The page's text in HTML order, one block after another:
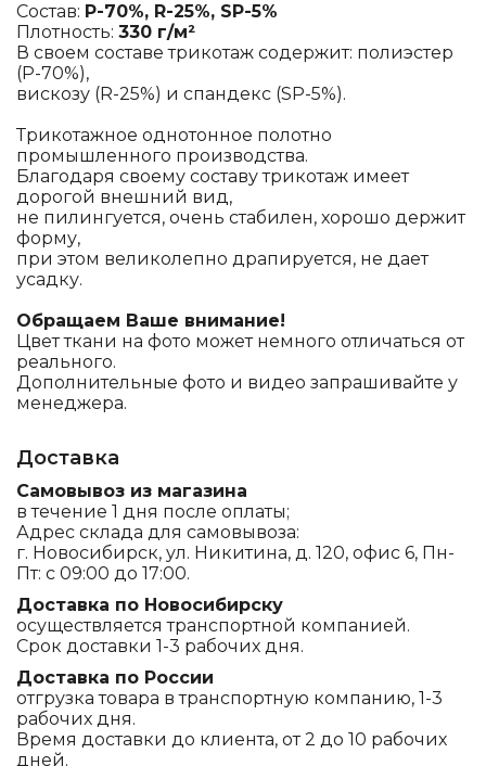
Состав: P-70%, R-25%, SP-5%
Плотность: 330 г/м²
В своем составе трикотаж содержит: полиэстер
(P-70%),
вискозу (R-25%) и спандекс (SP-5%).
Трикотажное однотонное полотно
промышленного производства.
Благодаря своему составу трикотаж имеет
дорогой внешний вид,
не пилингуется, очень стабилен, хорошо держит
форму,
при этом великолепно драпируется, не дает
усадку.
Обращаем Ваше внимание!
Цвет ткани на фото может немного отличаться от
реального.
Дополнительные фото и видео запрашивайте у
менеджера.
Доставка
Самовывоз из магазина
в течение 1 дня после оплаты;
Адрес склада для самовывоза:
г. Новосибирск, ул. Никитина, д. 120, офис 6, Пн-
Пт: с 09:00 до 17:00.
Доставка по Новосибирску
осуществляется транспортной компанией.
Срок доставки 1-3 рабочих дня.
Доставка по России
отгрузка товара в транспортную компанию, 1-3
рабочих дня.
Время доставки до клиента, от 2 до 10 рабочих
дней.